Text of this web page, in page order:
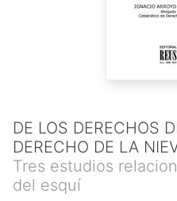
DE LOS DERECHOS
DERECHO DE LA
Tres estudios
del esquí